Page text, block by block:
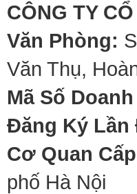
CÔNG TY
Văn Phòng:
Văn Thụ,
Mã Số
Đăng Ký Lần
Cơ Quan
phố Hà Nội